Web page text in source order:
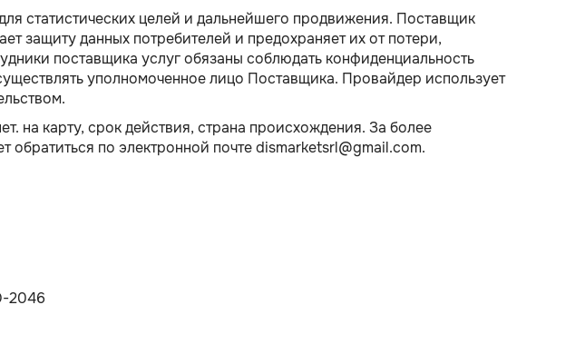
статистических целей и дальнейшего продвижения. Поставщик
защиту данных потребителей и предохраняет их от потери,
поставщика услуг обязаны соблюдать конфиденциальность
уполномоченное лицо Поставщика. Провайдер использует
на карту, срок действия, страна происхождения. За более
по электронной почте dismarketsrl@gmail.com.
2046